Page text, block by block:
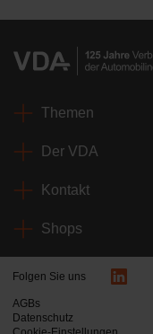
Themen
Der VDA
Kontakt
Shops
Folgen Sie uns
AGBs
Datenschutz